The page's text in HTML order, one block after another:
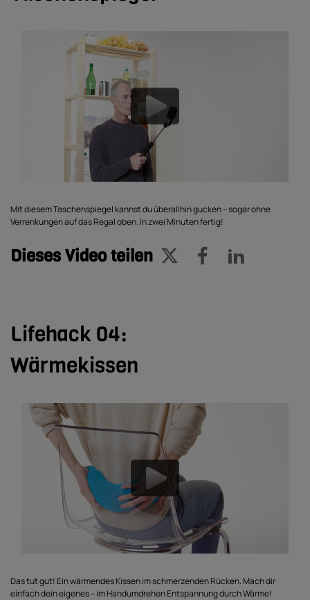
Mit diesem Taschenspiegel kannst du überallhin gucken – sogar ohne
Verrenkungen auf das Regal oben. In zwei Minuten fertig!
Dieses Video teilen
Lifehack 04:
Wärmekissen
Das tut gut! Ein wärmendes Kissen im schmerzenden Rücken. Mach dir
einfach dein eigenes – im Handumdrehen Entspannung durch Wärme!